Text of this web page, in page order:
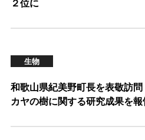
生物
和歌山県紀美野町長を表敬訪
カヤの樹に関する研究成果を